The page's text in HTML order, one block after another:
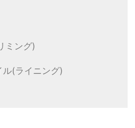
ミング)
(ライニング)